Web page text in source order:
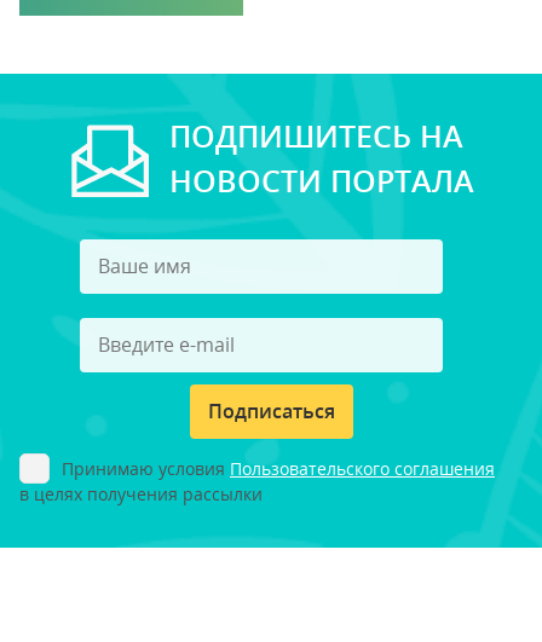
ПОДПИШИТЕСЬ НА
НОВОСТИ ПОРТАЛА
Подписаться
Принимаю условия Пользовательского соглашения
в целях получения рассылки